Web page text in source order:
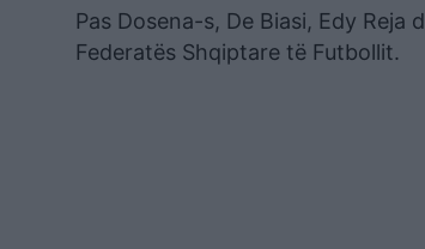
Pas Dosena-s, De Biasi, Edy
Federatës Shqiptare të Futbollit.